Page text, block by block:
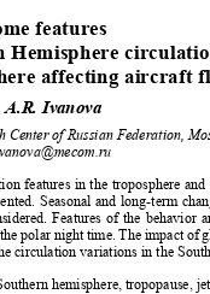
features
Hemisphere
affecting aircraft
A.R. Ivanova
Center of Russian Federation,
features in the troposphere
Seasonal and long-term
Features of the
polar night time. The impact of
circulation variations in the
hemisphere, tropopause,